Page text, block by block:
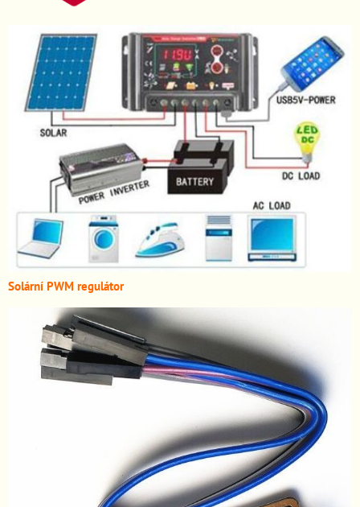
Solární PWM regulátor